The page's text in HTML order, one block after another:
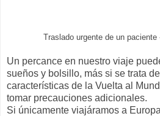
Traslado urgente de un paciente
Un percance en nuestro viaje
sueños y bolsillo, más si se trata
características de la Vuelta al
tomar precauciones adicionales.
Si únicamente viajáramos a